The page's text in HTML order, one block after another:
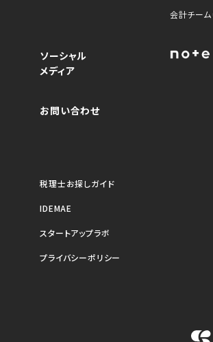
会計チーム
ソーシャル
メディア
お問い合わせ
税理士お探しガイド
IDEMAE
スタートアップラボ
プライバシーポリシー